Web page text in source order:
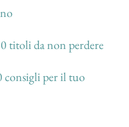
titoli da non perdere
per il tuo